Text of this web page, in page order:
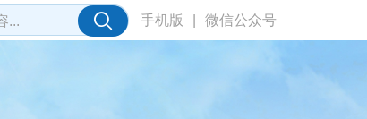
手机版 微信公众号